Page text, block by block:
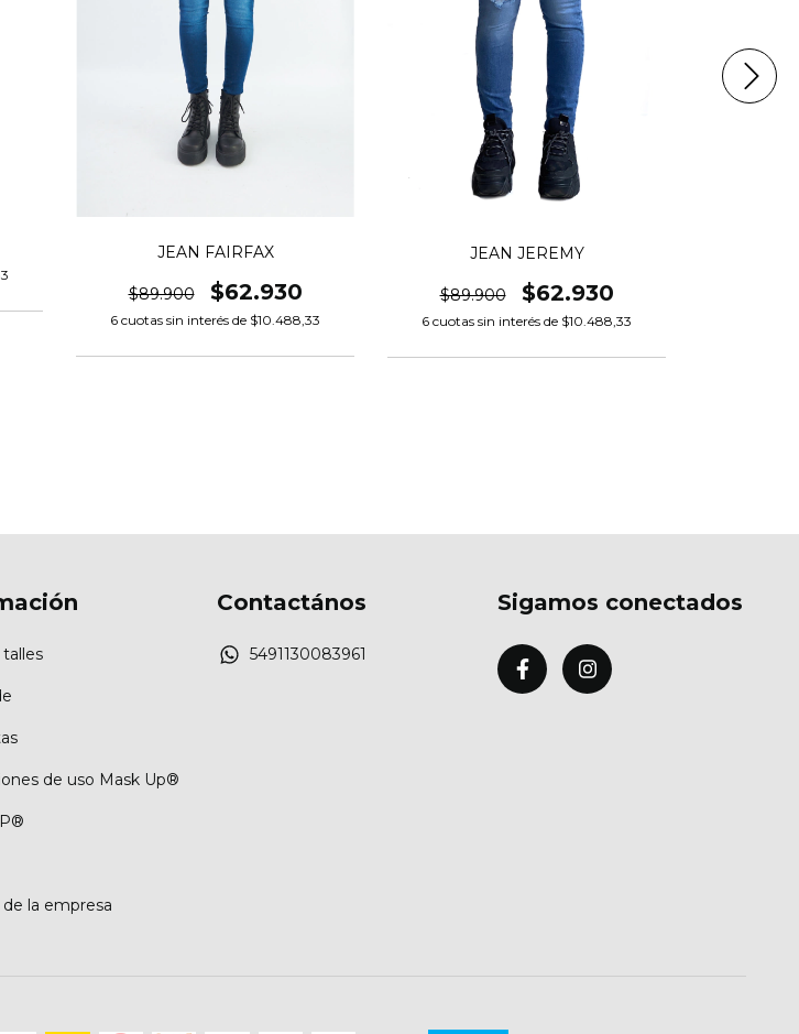
JEAN FAIRFAX
$89.900 $62.930
6 cuotas sin interés de $10.488,33
JEAN JEREMY
$89.900 $62.930
6 cuotas sin interés de $10.488,33
talles
de uso Mask Up®
de la empresa
Contactános
5491130083961
Sigamos conectados